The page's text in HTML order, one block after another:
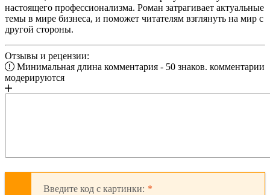
настоящего профессионализма. Роман затрагивает актуальные
темы в мире бизнеса, и поможет читателям взглянуть на мир с
другой стороны.
Отзывы и рецензии:
Минимальная длина комментария - 50 знаков. комментарии
модерируются
Введите код с картинки: